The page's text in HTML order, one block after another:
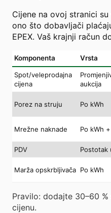
Cijene na ovoj stranici
ono što dobavljači
EPEX. Vaš krajnji račun
Komponenta Vrsta
Spot/veleprodajna
cijena
aukcija
Porez na struju Po kWh
Mrežne naknade Po kWh
PDV
Postotak
Marža opskrbljivača Po kWh
Pravilo: dodajte 30–60
cijenu.